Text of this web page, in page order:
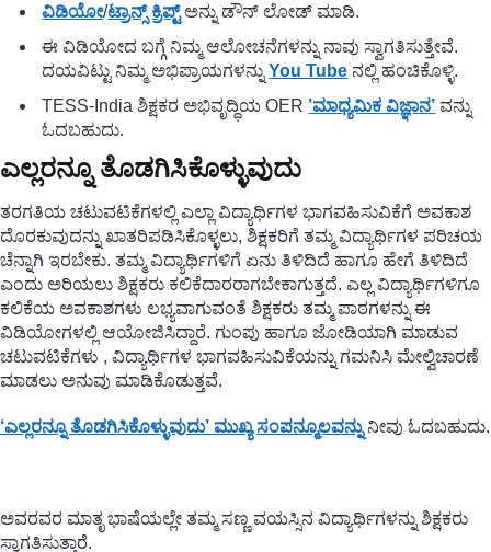
ವಿಡಿಯೋ/ಟ್ರಾನ್ಸ್ ಕ್ರಿಪ್ಟ್ಅನ್ನು ಡೌನ್ ಲೋಡ್ ಮಾಡಿ.
ಈ ವಿಡಿಯೋದ ಬಗ್ಗೆ ನಿಮ್ಮ ಆಲೋಚನೆಗಳನ್ನು ನಾವು ಸ್ವಾಗತಿಸುತ್ತೇವೆ.
ದಯವಿಟ್ಟು ನಿಮ್ಮ ಅಭಿಪ್ರಾಯಗಳನ್ನುYou Tube ನಲ್ಲಿ ಹಂಚಿಕೊಳ್ಳಿ.
TESS-India ಶಿಕ್ಷಕರ ಅಭಿವೃದ್ಧಿಯ OER ’ಮಾಧ್ಯಮಿಕ ವಿಜ್ಞಾನ’ ವನ್ನು
ಓದಬಹುದು.
ಎಲ್ಲರನ್ನೂ ತೊಡಗಿಸಿಕೊಳ್ಳುವುದು
ತರಗತಿಯ ಚಟುವಟಿಕೆಗಳಲ್ಲಿ ಎಲ್ಲಾ ವಿದ್ಯಾರ್ಥಿಗಳ ಭಾಗವಹಿಸುವಿಕೆಗೆ ಅವಕಾಶ
ದೊರಕುವುದನ್ನು ಖಾತರಿಪಡಿಸಿಕೊಳ್ಳಲು, ಶಿಕ್ಷಕರಿಗೆ ತಮ್ಮ ವಿದ್ಯಾರ್ಥಿಗಳ ಪರಿಚಯ
ಚೆನ್ನಾಗಿ ಇರಬೇಕು. ತಮ್ಮ ವಿದ್ಯಾರ್ಥಿಗಳಿಗೆ ಏನು ತಿಳಿದಿದೆ ಹಾಗೂ ಹೇಗೆ ತಿಳಿದಿದೆ
ಎಂದು ಅರಿಯಲು ಶಿಕ್ಷಕರು ಕಲಿಕೆದಾರರಾಗಬೇಕಾಗುತ್ತದೆ. ಎಲ್ಲ ವಿದ್ಯಾರ್ಥಿಗಳಿಗೂ
ಕಲಿಕೆಯ ಅವಕಾಶಗಳು ಲಭ್ಯವಾಗುವಂತೆ ಶಿಕ್ಷಕರು ತಮ್ಮ ಪಾಠಗಳನ್ನು ಈ
ವಿಡಿಯೋಗಳಲ್ಲಿ ಆಯೋಜಿಸಿದ್ದಾರೆ. ಗುಂಪು ಹಾಗೂ ಜೋಡಿಯಾಗಿ ಮಾಡುವ
ಚಟುವಟಿಕೆಗಳು , ವಿದ್ಯಾರ್ಥಿಗಳ ಭಾಗವಹಿಸುವಿಕೆಯನ್ನು ಗಮನಿಸಿ ಮೇಲ್ವಿಚಾರಣೆ
ಮಾಡಲು ಅನುವು ಮಾಡಿಕೊಡುತ್ತವೆ.
‘ಎಲ್ಲರನ್ನೂ ತೊಡಗಿಸಿಕೊಳ್ಳುವುದು’ ಮುಖ್ಯ ಸಂಪನ್ಮೂಲವನ್ನುನೀವು ಓದಬಹುದು.
ಅವರವರ ಮಾತೃ ಭಾಷೆಯಲ್ಲೇ ತಮ್ಮ ಸಣ್ಣ ವಯಸ್ಸಿನ ವಿದ್ಯಾರ್ಥಿಗಳನ್ನು ಶಿಕ್ಷಕರು
ಸ್ವಾಗತಿಸುತ್ತಾರೆ.